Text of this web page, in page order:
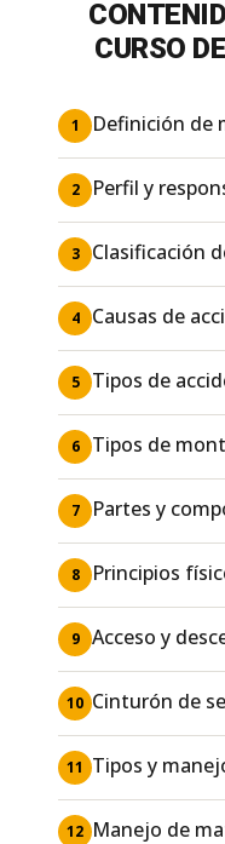
CURSO
1 Definición de
2 Perfil y
3 Clasificación
4 Causas de
5 Tipos de
6 Tipos de
7 Partes y
8 Principios
9 Acceso y
10 Cinturón de
11 Tipos y
12 Manejo de